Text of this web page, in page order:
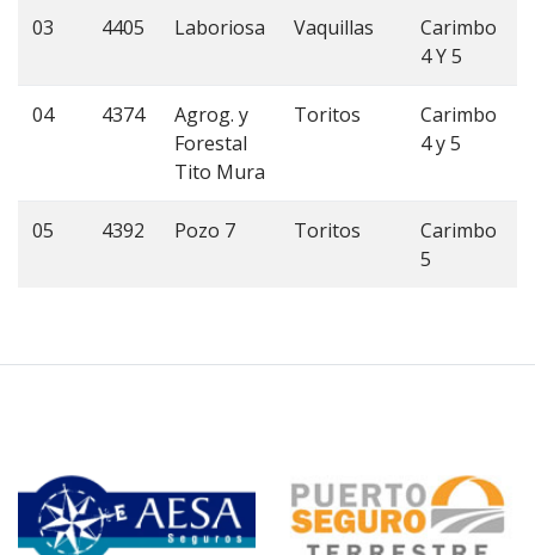
03 4405 Laboriosa Vaquillas
Carimbo
4 Y 5
04 4374
Agrog. y
Forestal
Tito Mura
Toritos
Carimbo
4 y 5
05 4392 Pozo 7 Toritos
Carimbo
5